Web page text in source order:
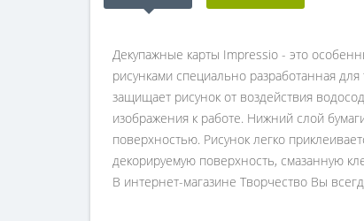
Декупажные карты Impressio - это
рисунками специально разработанная
защищает рисунок от воздействия
изображения к работе. Нижний слой
поверхностью. Рисунок легко
декорируемую поверхность, смазанную
В интернет-магазине Творчество Вы